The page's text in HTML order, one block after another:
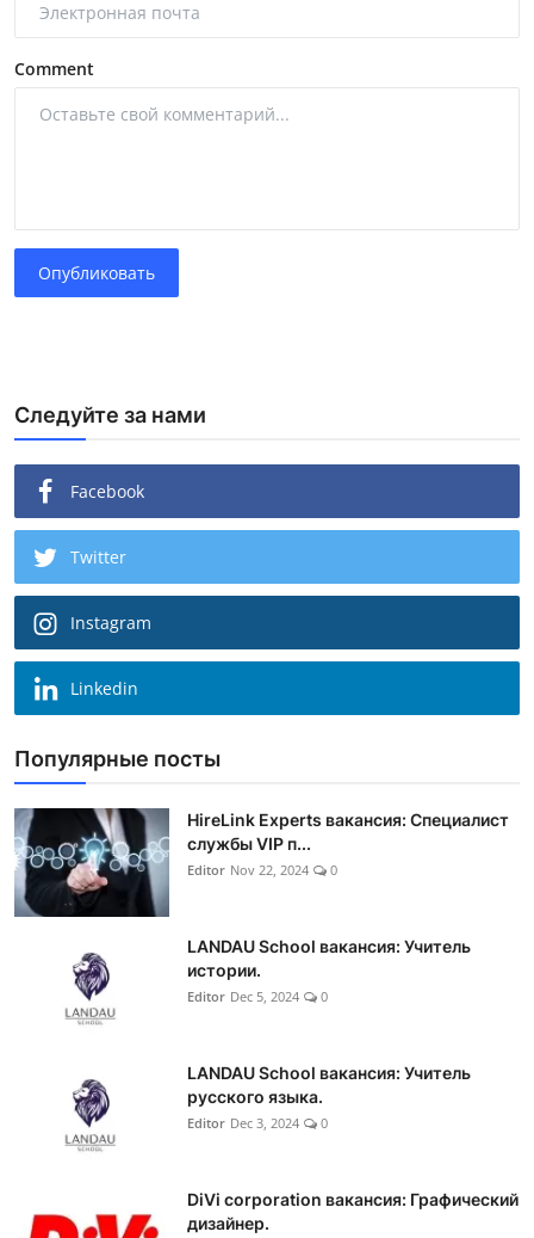
Comment
Опубликовать
Следуйте за нами
Facebook
Twitter
Instagram
Linkedin
Популярные посты
HireLink Experts вакансия: Специалист
службы VIP п...
Editor Nov 22, 2024 0
LANDAU School вакансия: Учитель
истории.
Editor Dec 5, 2024 0
LANDAU School вакансия: Учитель
русского языка.
Editor Dec 3, 2024 0
DiVi corporation вакансия: Графический
дизайнер.